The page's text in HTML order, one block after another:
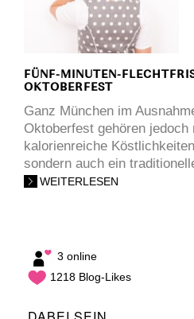
FÜNF-MINUTEN-
OKTOBERFEST
Ganz München im
Oktoberfest gehören
kalorienreiche
sondern auch ein
WEITERLESEN
3 online
1218 Blog-Likes